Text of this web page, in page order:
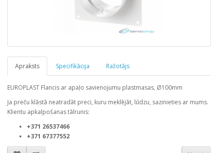
Apraksts Specifikācija Ražotājs
EUROPLAST Flancis ar apaļo savienojumu plastmasas, Ø100mm
Ja preču klāstā neatradāt preci, kuru meklējāt, lūdzu, sazinieties ar mums.
Klientu apkalpošanas tālrunis:
+371 26537466
+371 67377552